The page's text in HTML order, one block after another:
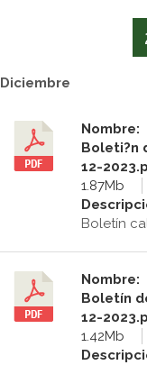
Diciembre
Nombre:
Boleti?n
12-
1.87Mb
Boletín
Nombre:
Boletín
12-
1.42Mb